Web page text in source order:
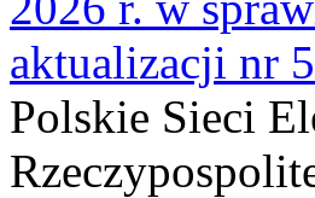
aktualizacji nr
Polskie Sieci